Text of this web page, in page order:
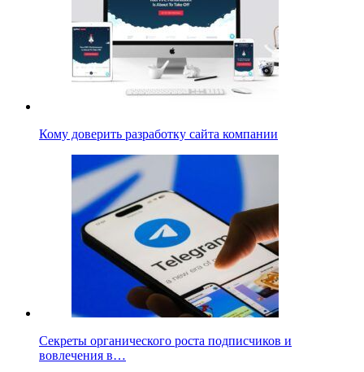
Кому доверить разработку сайта компании
Секреты органического роста подписчиков и
вовлечения в…